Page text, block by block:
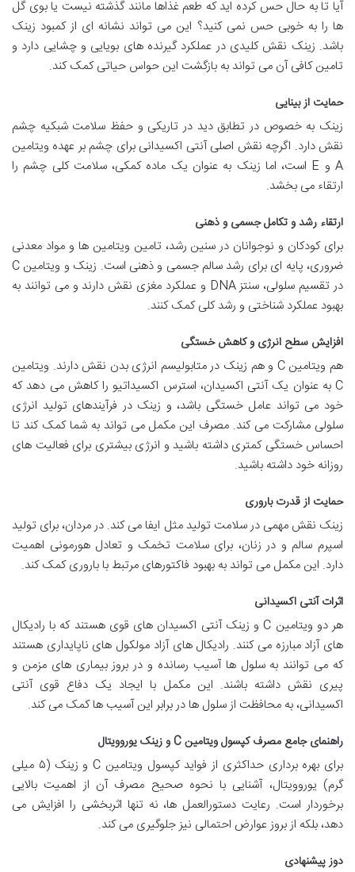
آیا تا به حال حس کرده اید که طعم غذاها مانند گذشته نیست یا بوی گل
ها را به خوبی حس نمی کنید؟ این می تواند نشانه ای از کمبود زینک
باشد. زینک نقش کلیدی در عملکرد گیرنده های بویایی و چشایی دارد و
تامین کافی آن می تواند به بازگشت این حواس حیاتی کمک کند.
حمایت از بینایی
زینک به خصوص در تطابق دید در تاریکی و حفظ سلامت شبکیه چشم
نقش دارد. اگرچه نقش اصلی آنتی اکسیدانی برای چشم بر عهده ویتامین
A و E است، اما زینک به عنوان یک ماده کمکی، سلامت کلی چشم را
ارتقاء می بخشد.
ارتقاء رشد و تکامل جسمی و ذهنی
برای کودکان و نوجوانان در سنین رشد، تامین ویتامین ها و مواد معدنی
ضروری، پایه ای برای رشد سالم جسمی و ذهنی است. زینک و ویتامین C
در تقسیم سلولی، سنتز DNA و عملکرد مغزی نقش دارند و می توانند به
بهبود عملکرد شناختی و رشد کلی کمک کنند.
افزایش سطح انرژی و کاهش خستگی
هم ویتامین C و هم زینک در متابولیسم انرژی بدن نقش دارند. ویتامین
C به عنوان یک آنتی اکسیدان، استرس اکسیداتیو را کاهش می دهد که
خود می تواند عامل خستگی باشد، و زینک در فرآیندهای تولید انرژی
سلولی مشارکت می کند. مصرف این مکمل می تواند به شما کمک کند تا
احساس خستگی کمتری داشته باشید و انرژی بیشتری برای فعالیت های
روزانه خود داشته باشید.
حمایت از قدرت باروری
زینک نقش مهمی در سلامت تولید مثل ایفا می کند. در مردان، برای تولید
اسپرم سالم و در زنان، برای سلامت تخمک و تعادل هورمونی اهمیت
دارد. این مکمل می تواند به بهبود فاکتورهای مرتبط با باروری کمک کند.
اثرات آنتی اکسیدانی
هر دو ویتامین C و زینک آنتی اکسیدان های قوی هستند که با رادیکال
های آزاد مبارزه می کنند. رادیکال های آزاد مولکول های ناپایداری هستند
که می توانند به سلول ها آسیب رسانده و در بروز بیماری های مزمن و
پیری نقش داشته باشند. این مکمل با ایجاد یک دفاع قوی آنتی
اکسیدانی، به محافظت از سلول ها در برابر این آسیب ها کمک می کند.
راهنمای جامع مصرف کپسول ویتامین C و زینک یوروویتال
برای بهره برداری حداکثری از فواید کپسول ویتامین C و زینک (۵ میلی
گرم) یوروویتال، آشنایی با نحوه صحیح مصرف آن از اهمیت بالایی
برخوردار است. رعایت دستورالعمل ها، نه تنها اثربخشی را افزایش می
دهد، بلکه از بروز عوارض احتمالی نیز جلوگیری می کند.
دوز پیشنهادی